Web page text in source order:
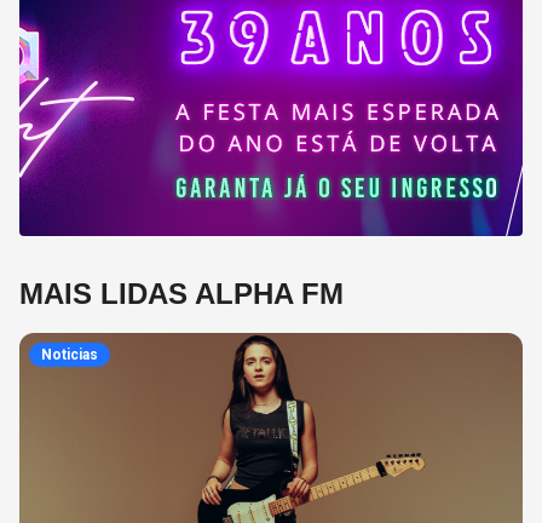
MAIS LIDAS ALPHA FM
Noticias